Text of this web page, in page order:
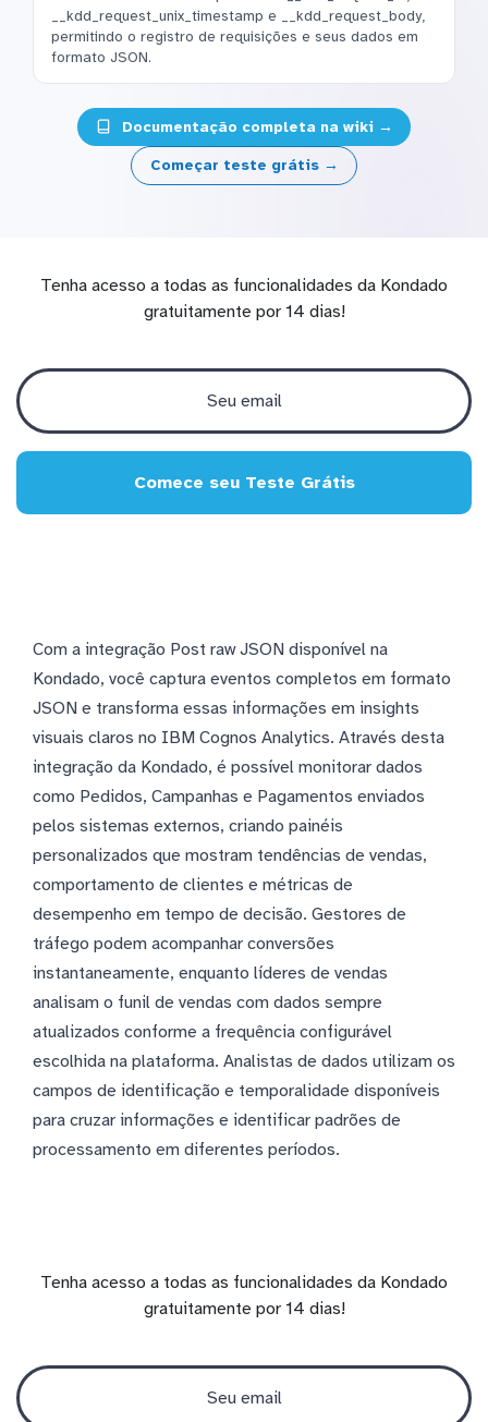
__kdd_request_unix_timestamp e __kdd_request_body,
permitindo o registro de requisições e seus dados em
formato JSON.
Documentação completa na wiki →
Começar teste grátis →
Tenha acesso a todas as funcionalidades da Kondado
gratuitamente por 14 dias!
Comece seu Teste Grátis
Com a integração Post raw JSON disponível na
Kondado, você captura eventos completos em formato
JSON e transforma essas informações em insights
visuais claros no IBM Cognos Analytics. Através desta
integração da Kondado, é possível monitorar dados
como Pedidos, Campanhas e Pagamentos enviados
pelos sistemas externos, criando painéis
personalizados que mostram tendências de vendas,
comportamento de clientes e métricas de
desempenho em tempo de decisão. Gestores de
tráfego podem acompanhar conversões
instantaneamente, enquanto líderes de vendas
analisam o funil de vendas com dados sempre
atualizados conforme a frequência configurável
escolhida na plataforma. Analistas de dados utilizam os
campos de identificação e temporalidade disponíveis
para cruzar informações e identificar padrões de
processamento em diferentes períodos.
Tenha acesso a todas as funcionalidades da Kondado
gratuitamente por 14 dias!